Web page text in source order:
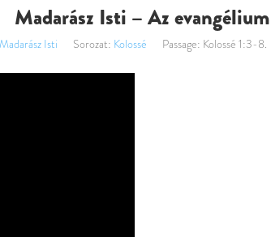
Madarász Isti – Az
Madarász Isti Sorozat: Kolossé Passage: Kolossé 1:3-8.